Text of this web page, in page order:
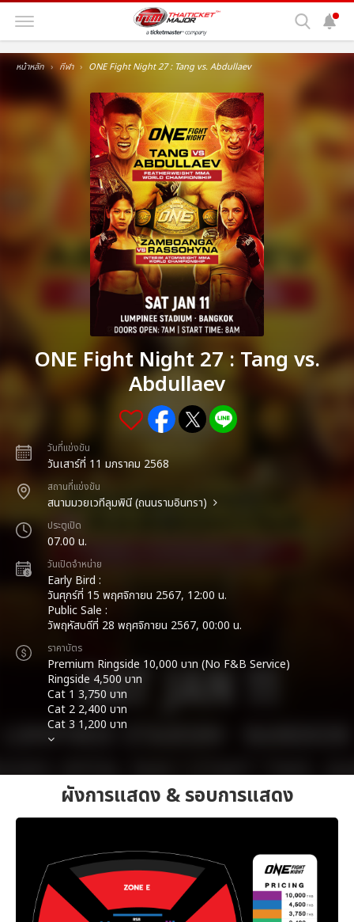
หน้าหลัก กีฬา ONE Fight Night 27 : Tang vs. Abdullaev
ONE Fight Night 27 : Tang vs.
Abdullaev
วันที่แข่งขัน
วันเสาร์ที่ 11 มกราคม 2568
สถานที่แข่งขัน
สนามมวยเวทีลุมพินี (ถนนรามอินทรา)
ประตูเปิด
07.00 น.
วันเปิดจำหน่าย
Early Bird :
วันศุกร์ที่ 15 พฤศจิกายน 2567, 12:00 น.
Public Sale :
วัพฤหัสบดีที่ 28 พฤศจิกายน 2567, 00:00 น.
ราคาบัตร
Premium Ringside 10,000 บาท (No F&B Service)
Ringside 4,500 บาท
Cat 1 3,750 บาท
Cat 2 2,400 บาท
Cat 3 1,200 บาท
ผังการแสดง & รอบการแสดง